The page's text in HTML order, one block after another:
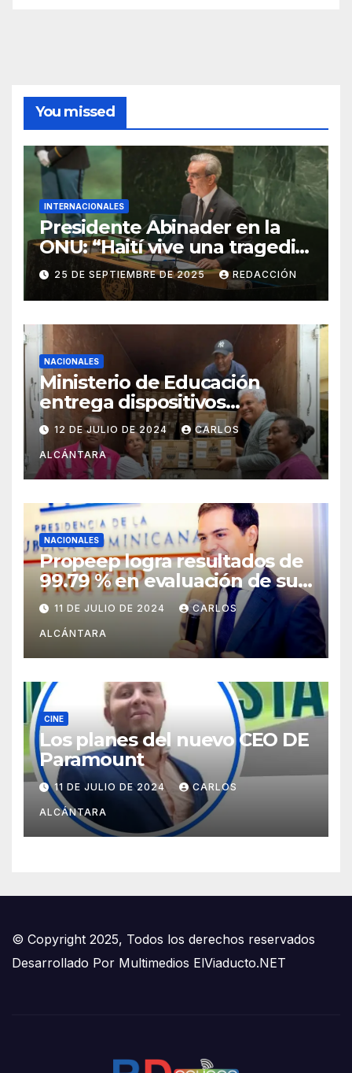
You missed
INTERNACIONALES
Presidente Abinader en la
ONU: “Haití vive una tragedia
humana sin precedentes”
25 DE SEPTIEMBRE DE 2025 REDACCIÓN
NACIONALES
Ministerio de Educación
entrega dispositivos
electrónicos al Distrito15-05
12 DE JULIO DE 2024 CARLOS
ALCÁNTARA
NACIONALES
Propeep logra resultados de
99.79 % en evaluación de sus
funciones por la Dirección de
Ética e Integridad
Gubernamental
11 DE JULIO DE 2024 CARLOS
ALCÁNTARA
CINE
Los planes del nuevo CEO DE
Paramount
11 DE JULIO DE 2024 CARLOS
ALCÁNTARA
© Copyright 2025, Todos los derechos reservados
Desarrollado Por Multimedios ElViaducto.NET